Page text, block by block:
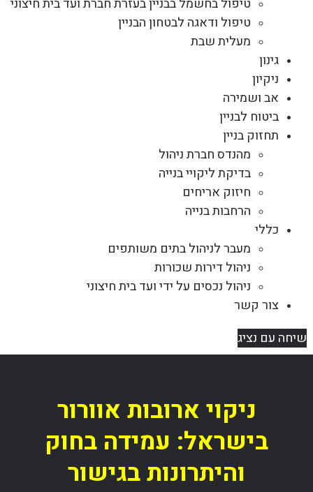
טיפול בחשמל בבניין בעזרת חברת ועד בית חיצוני
טיפול ודאגה לבטחון הבניין
מעלית שבת
גינון
ניקיון
אב ושמירה
ביטוח לבניין
תחזוק בניין
מהנדס חברת ניהול
בדיקת ליקויי בנייה
חיזוק אריחים
הרחבות בנייה
כללי
מעבר לניהול בתים משותפים
ניהול דירות שכורות
ניהול נכסים על ידי ועד בית חיצוני
צור קשר
שיחה עם נציג
ניקוי ארובות אוורור
בישראל: עמידה בחוק
והיתרונות בגישור